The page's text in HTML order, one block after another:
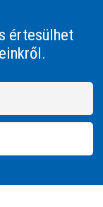
értesülhet